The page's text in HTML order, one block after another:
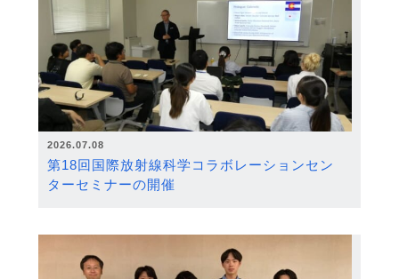
2026.07.08
第18回国際放射線科学コラボレーションセン
ターセミナーの開催